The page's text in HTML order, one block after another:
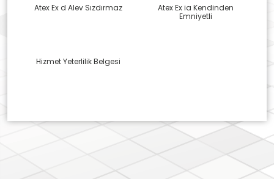
Atex Ex d Alev Sızdırmaz
Atex Ex ia Kendinden
Emniyetli
Hizmet Yeterlilik Belgesi